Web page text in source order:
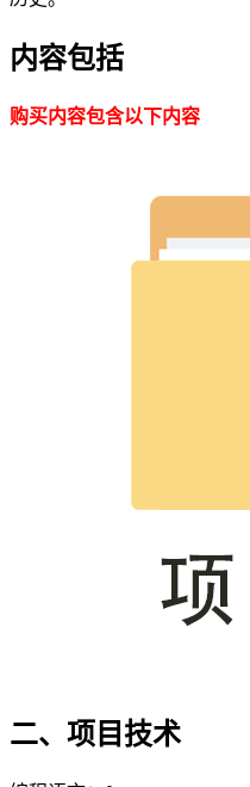
内容包括
购买内容包含以下内容
二、项目技术